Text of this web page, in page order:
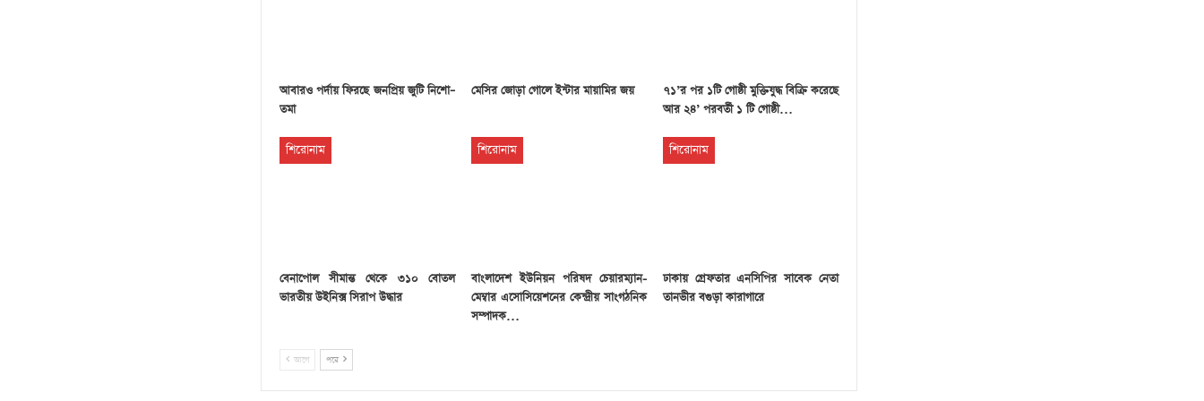
আবারও পর্দায় ফিরছে জনপ্রিয় জুটি নিশো–
তমা
মেসির জোড়া গোলে ইন্টার মায়ামির জয়
৭১’র পর ১টি গোষ্ঠী মুক্তিযুদ্ধ বিক্রি করেছে
আর ২৪’ পরবর্তী ১ টি গোষ্ঠী…
শিরোনাম
বেনাপোল সীমান্ত থেকে ৩১০ বোতল
ভারতীয় উইনিক্স সিরাপ উদ্ধার
শিরোনাম
বাংলাদেশ ইউনিয়ন পরিষদ চেয়ারম্যান-
মেম্বার এসোসিয়েশনের কেন্দ্রীয় সাংগঠনিক
সম্পাদক…
শিরোনাম
ঢাকায় গ্রেফতার এনসিপির সাবেক নেতা
তানভীর বগুড়া কারাগারে
আগে পরে